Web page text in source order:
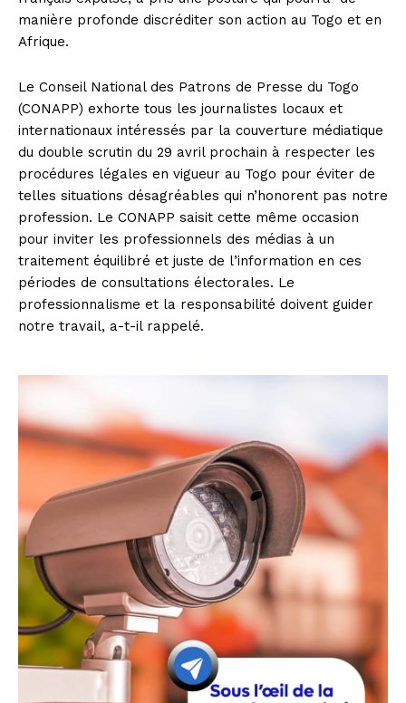
manière profonde discréditer son action au Togo et en
Afrique.
Le Conseil National des Patrons de Presse du Togo
(CONAPP) exhorte tous les journalistes locaux et
internationaux intéressés par la couverture médiatique
du double scrutin du 29 avril prochain à respecter les
procédures légales en vigueur au Togo pour éviter de
telles situations désagréables qui n’honorent pas notre
profession. Le CONAPP saisit cette même occasion
pour inviter les professionnels des médias à un
traitement équilibré et juste de l’information en ces
périodes de consultations électorales. Le
professionnalisme et la responsabilité doivent guider
notre travail, a-t-il rappelé.